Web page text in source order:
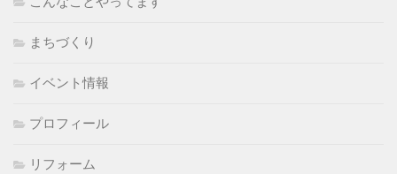
まちづくり
イベント情報
プロフィール
リフォーム